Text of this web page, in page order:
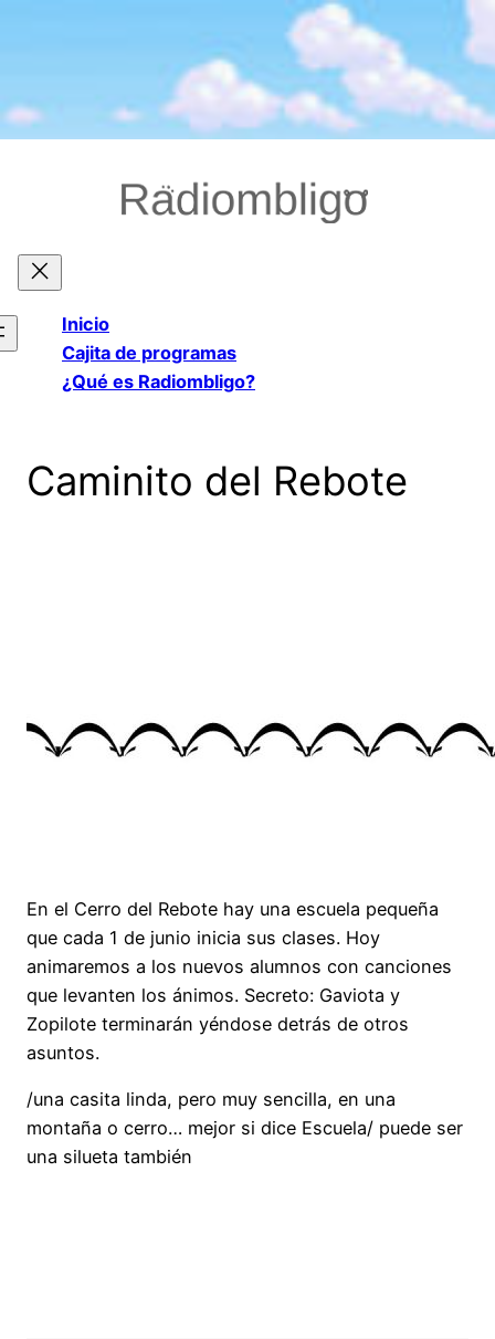
Inicio
Cajita de programas
¿Qué es Radiombligo?
Caminito del Rebote
En el Cerro del Rebote hay una escuela pequeña
que cada 1 de junio inicia sus clases. Hoy
animaremos a los nuevos alumnos con canciones
que levanten los ánimos. Secreto: Gaviota y
Zopilote terminarán yéndose detrás de otros
asuntos.
/una casita linda, pero muy sencilla, en una
montaña o cerro… mejor si dice Escuela/ puede ser
una silueta también